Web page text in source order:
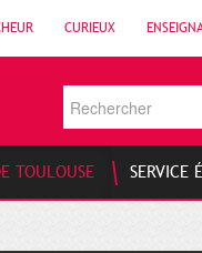
CURIEUX
TOULOUSE SERVICE